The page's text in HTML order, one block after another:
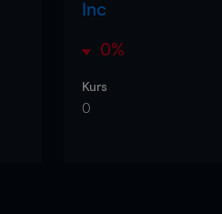
Inc
0%
Kurs
0